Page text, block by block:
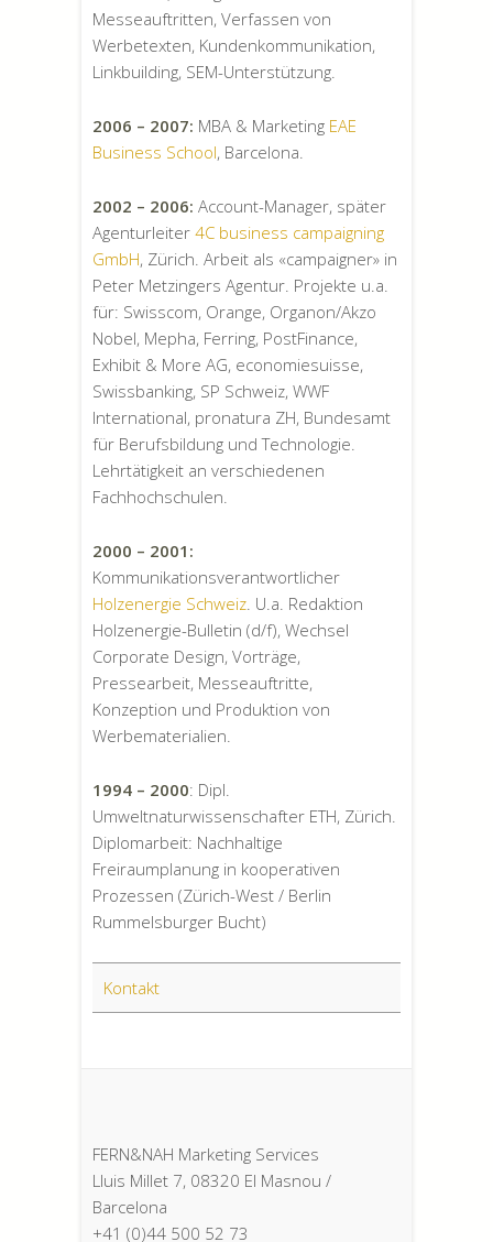
Messeauftritten, Verfassen von
Werbetexten, Kundenkommunikation,
Linkbuilding, SEM-Unterstützung.
2006 – 2007: MBA & Marketing EAE
Business School, Barcelona.
2002 – 2006: Account-Manager, später
Agenturleiter 4C business campaigning
GmbH, Zürich. Arbeit als «campaigner» in
Peter Metzingers Agentur. Projekte u.a.
für: Swisscom, Orange, Organon/Akzo
Nobel, Mepha, Ferring, PostFinance,
Exhibit & More AG, economiesuisse,
Swissbanking, SP Schweiz, WWF
International, pronatura ZH, Bundesamt
für Berufsbildung und Technologie.
Lehrtätigkeit an verschiedenen
Fachhochschulen.
2000 – 2001:
Kommunikationsverantwortlicher
Holzenergie Schweiz. U.a. Redaktion
Holzenergie-Bulletin (d/f), Wechsel
Corporate Design, Vorträge,
Pressearbeit, Messeauftritte,
Konzeption und Produktion von
Werbematerialien.
1994 – 2000: Dipl.
Umweltnaturwissenschafter ETH, Zürich.
Diplomarbeit: Nachhaltige
Freiraumplanung in kooperativen
Prozessen (Zürich-West / Berlin
Rummelsburger Bucht)
Kontakt
FERN&NAH Marketing Services
Lluis Millet 7, 08320 El Masnou /
Barcelona
+41 (0)44 500 52 73